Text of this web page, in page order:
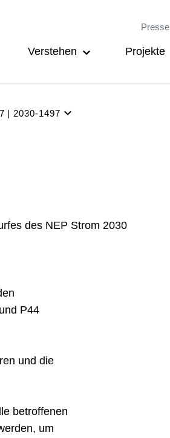
Verstehen Projekte
Meta-
Presse
2030-1497
Archiv
des NEP Strom 2030
P44
und die
betroffenen
um